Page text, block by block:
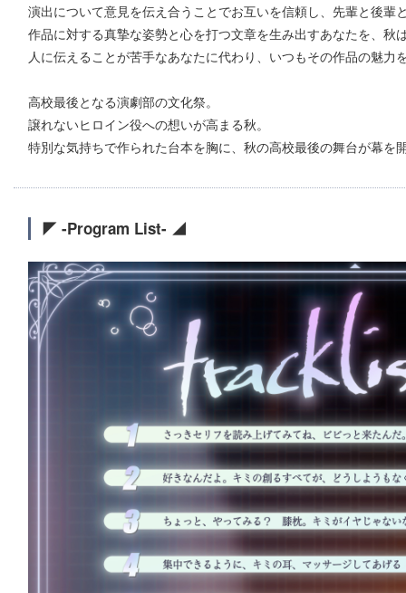
演出について意見を伝え合うことでお互いを信頼し、先輩と後輩
作品に対する真摯な姿勢と心を打つ文章を生み出すあなたを、秋
人に伝えることが苦手なあなたに代わり、いつもその作品の魅力
高校最後となる演劇部の文化祭。
譲れないヒロイン役への想いが高まる秋。
特別な気持ちで作られた台本を胸に、秋の高校最後の舞台が幕を
◤ -Program List- ◢